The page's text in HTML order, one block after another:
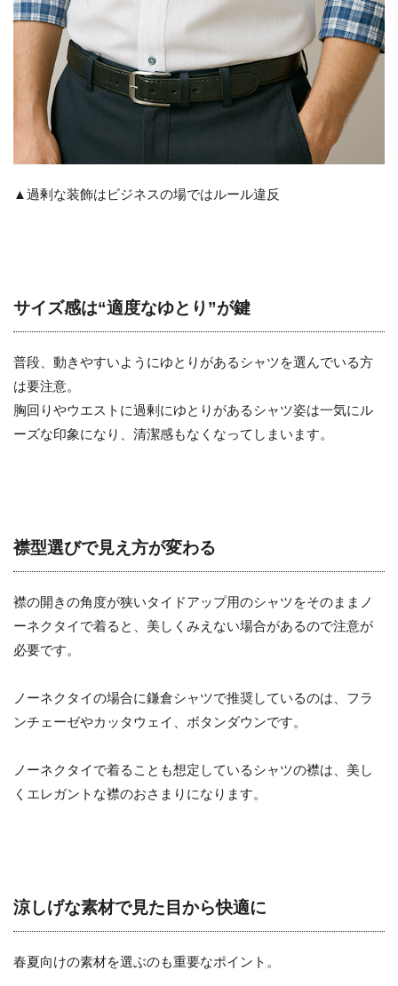
▲過剰な装飾はビジネスの場ではルール違反
サイズ感は“適度なゆとり”が鍵
普段、動きやすいようにゆとりがあるシャツを選んでいる方
は要注意。
胸回りやウエストに過剰にゆとりがあるシャツ姿は一気にル
ーズな印象になり、清潔感もなくなってしまいます。
襟型選びで見え方が変わる
襟の開きの角度が狭いタイドアップ用のシャツをそのままノ
ーネクタイで着ると、美しくみえない場合があるので注意が
必要です。
ノーネクタイの場合に鎌倉シャツで推奨しているのは、フラ
ンチェーゼやカッタウェイ、ボタンダウンです。
ノーネクタイで着ることも想定しているシャツの襟は、美し
くエレガントな襟のおさまりになります。
涼しげな素材で見た目から快適に
春夏向けの素材を選ぶのも重要なポイント。